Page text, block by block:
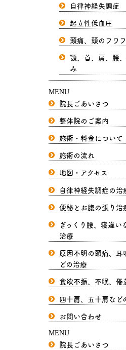
自律神経失調症
起立性低血圧
頭痛、頭のフワ
顎、首、肩、腰
み
MENU
院長ごあいさつ
整体院のご案内
施術・料金について
施術の流れ
地図・アクセス
自律神経失調症の治
便秘とお腹の張り治
ぎっくり腰、寝違い
治療
原因不明の頭痛、耳
どの治療
食欲不振、不眠、倦
四十肩、五十肩など
お問い合わせ
MENU
院長ごあいさつ